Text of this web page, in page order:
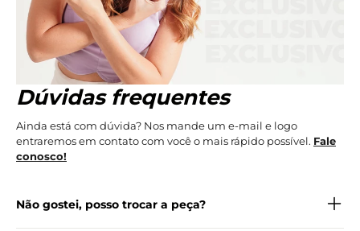
Dúvidas frequentes
Ainda está com dúvida? Nos mande um e-mail e logo
entraremos em contato com você o mais rápido possível. Fale
conosco!
Não gostei, posso trocar a peça?